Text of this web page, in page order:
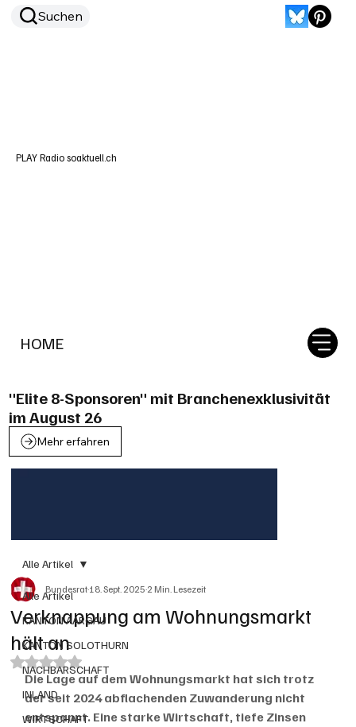
HOME
Suchen
PLAY Radio soaktuell.ch
"Elite 8-Sponsoren" mit Branchenexklusivität
im August 26
Mehr erfahren
Alle Artikel
KANTON AARGAU
KANTON SOLOTHURN
NACHBARSCHAFT
INLAND
WIRTSCHAFT
Alle Artikel
Verknappung am Wohnungsmarkt
hält an
Bundesrat18. Sept. 20252 Min. Lesezeit
Mit NaN von 5 Sternen bewertet.
Die Lage auf dem Wohnungsmarkt hat sich trotz
der seit 2024 abflachenden Zuwanderung nicht
entspannt. Eine starke Wirtschaft, tiefe Zinsen